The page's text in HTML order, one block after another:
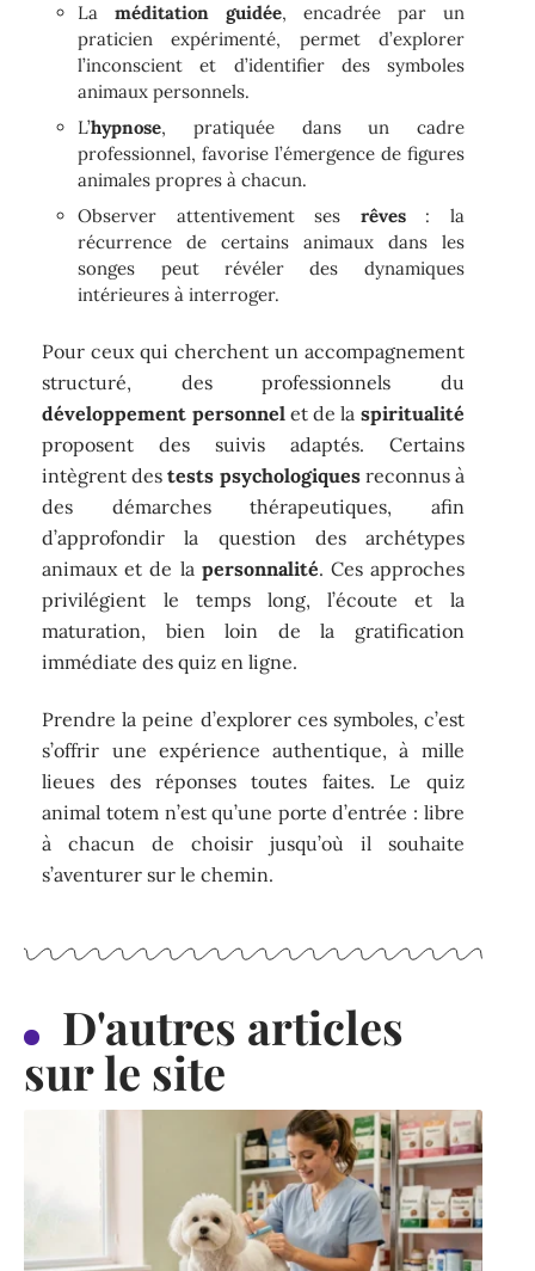
Laméditation guidée, encadrée par un
praticien expérimenté, permet d’explorer
l’inconscient et d’identifier des symboles
animaux personnels.
L’hypnose, pratiquée dans un cadre
professionnel, favorise l’émergence de figures
animales propres à chacun.
Observer attentivement ses rêves: la
récurrence de certains animaux dans les
songes peut révéler des dynamiques
intérieures à interroger.
Pour ceux qui cherchent un accompagnement
structuré, des professionnels du
développement personnelet de la spiritualité
proposent des suivis adaptés. Certains
intègrent destests psychologiquesreconnus à
des démarches thérapeutiques, afin
d’approfondir la question des archétypes
animaux et de la personnalité. Ces approches
privilégient le temps long, l’écoute et la
maturation, bien loin de la gratification
immédiate des quiz en ligne.
Prendre la peine d’explorer ces symboles, c’est
s’offrir une expérience authentique, à mille
lieues des réponses toutes faites. Le quiz
animal totem n’est qu’une porte d’entrée : libre
à chacun de choisir jusqu’où il souhaite
s’aventurer sur le chemin.
D'autres articles
sur le site